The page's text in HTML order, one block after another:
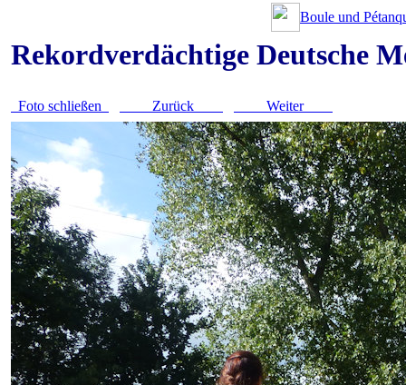
Boule und
Rekordverdächtige Deutsche
Foto schließen Zurück Weiter